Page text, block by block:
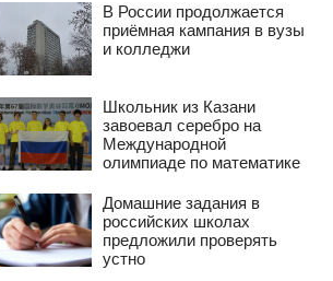
В России продолжается
приёмная кампания в вузы
и колледжи
Школьник из Казани
завоевал серебро на
Международной
олимпиаде по математике
Домашние задания в
российских школах
предложили проверять
устно